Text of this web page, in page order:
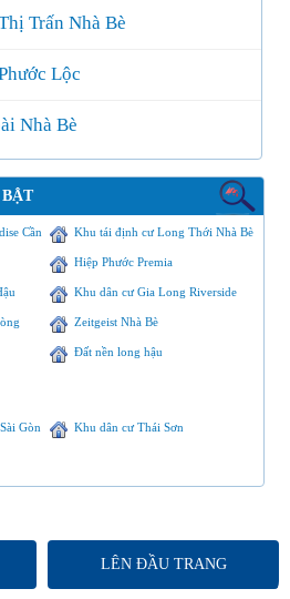
Trấn Nhà Bè
Lộc
Nhà Bè
Cần
Khu tái định cư Long Thới Nhà Bè
Hiệp Phước Premia
Khu dân cư Gia Long Riverside
Zeitgeist Nhà Bè
Đất nền long hậu
Gòn Khu dân cư Thái Sơn
LÊN ĐẦU TRANG